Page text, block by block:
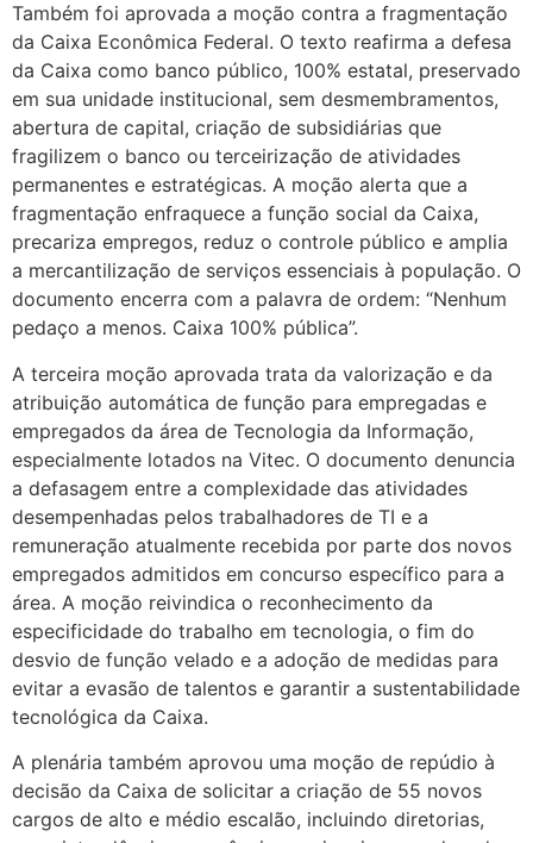
Também foi aprovada a moção contra a fragmentação
da Caixa Econômica Federal. O texto reafirma a defesa
da Caixa como banco público, 100% estatal, preservado
em sua unidade institucional, sem desmembramentos,
abertura de capital, criação de subsidiárias que
fragilizem o banco ou terceirização de atividades
permanentes e estratégicas. A moção alerta que a
fragmentação enfraquece a função social da Caixa,
precariza empregos, reduz o controle público e amplia
a mercantilização de serviços essenciais à população. O
documento encerra com a palavra de ordem: “Nenhum
pedaço a menos. Caixa 100% pública”.
A terceira moção aprovada trata da valorização e da
atribuição automática de função para empregadas e
empregados da área de Tecnologia da Informação,
especialmente lotados na Vitec. O documento denuncia
a defasagem entre a complexidade das atividades
desempenhadas pelos trabalhadores de TI e a
remuneração atualmente recebida por parte dos novos
empregados admitidos em concurso específico para a
área. A moção reivindica o reconhecimento da
especificidade do trabalho em tecnologia, o fim do
desvio de função velado e a adoção de medidas para
evitar a evasão de talentos e garantir a sustentabilidade
tecnológica da Caixa.
A plenária também aprovou uma moção de repúdio à
decisão da Caixa de solicitar a criação de 55 novos
cargos de alto e médio escalão, incluindo diretorias,